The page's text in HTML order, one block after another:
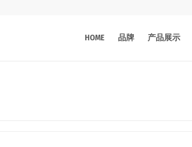
HOME 品牌 产品展示